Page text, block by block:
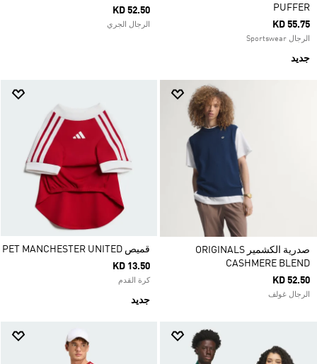
PUFFER
KD 55.75
الرجال Sportswear
جديد
KD 52.50
الرجال الجري
صدرية الكشمير ORIGINALS
CASHMERE BLEND
KD 52.50
الرجال غولف
قميص PET MANCHESTER UNITED
KD 13.50
كرة القدم
جديد